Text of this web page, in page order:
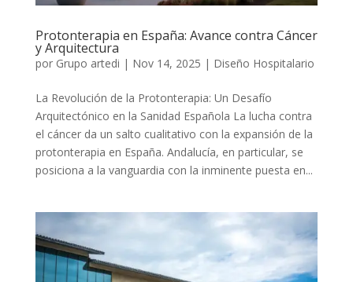
Protonterapia en España: Avance contra Cáncer
y Arquitectura
por Grupo artedi | Nov 14, 2025 | Diseño Hospitalario
La Revolución de la Protonterapia: Un Desafío
Arquitectónico en la Sanidad Española La lucha contra
el cáncer da un salto cualitativo con la expansión de la
protonterapia en España. Andalucía, en particular, se
posiciona a la vanguardia con la inminente puesta en...